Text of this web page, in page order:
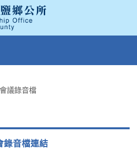
會議錄音檔
錄音檔連結